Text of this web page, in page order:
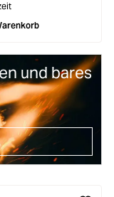
und bares